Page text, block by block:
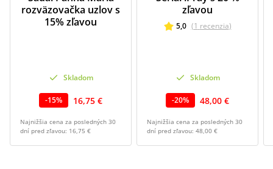
rozväzovačka uzlov s
15% zľavou
Skladom
-15% 16,75 €
Najnižšia cena za posledných 30
dní pred zľavou: 16,75 €
zľavou
5,0 (1 recenzia)
Skladom
-20% 48,00 €
Najnižšia cena za posledných 30
dní pred zľavou: 48,00 €